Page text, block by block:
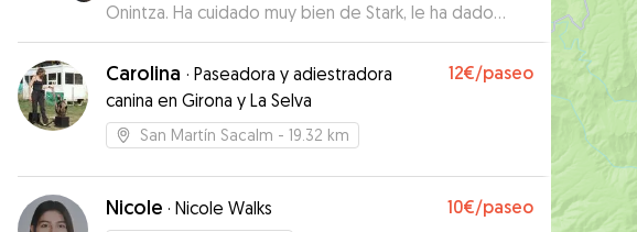
Onintza. Ha cuidado muy bien de Stark, le ha dado
largos paseos y ha estado en comunicación conmigo
constante. Muy recomendable.
Carolina · Paseadora y adiestradora
canina en Girona y La Selva
12€/paseo
San Martín Sacalm - 19.32 km
Nicole · Nicole Walks 10€/paseo